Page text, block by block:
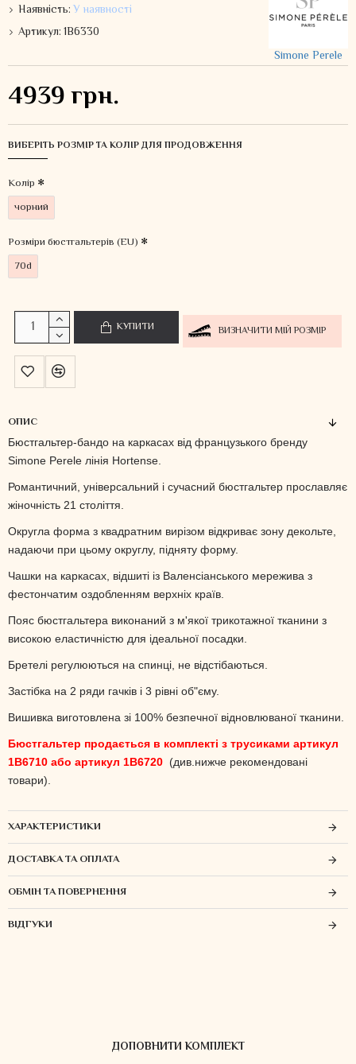
Наявність:У наявності
Артикул:1B6330
Simone Perele
4939 грн.
ВИБЕРІТЬ РОЗМІР ТА КОЛІР ДЛЯ ПРОДОВЖЕННЯ
Колiр
чорний
Розміри бюстгальтерів (EU)
70d
КУПИТИ ВИЗНАЧИТИ МІЙ РОЗМІР
ОПИС
Бюстгальтер-бандо на каркасах від французького бренду
Simone Perele лінія Hortense
Романтичний, універсальний і сучасний бюстгальтер прославляє
жіночність 21 століття.
Округла форма з квадратним вирізом відкриває зону декольте,
надаючи при цьому округлу, підняту форму.
Чашки на каркасах, відшиті із Валенсіанського мережива з
фестончатим оздобленням верхніх країв.
Пояс бюстгальтера виконаний ​​з м'якої трикотажної тканини з
високою еластичністю для ідеальної посадки.
Бретелі регулюються на спинці, не відстібаються.
Застібка на 2 ряди гачків і 3 рівні об"єму.
Вишивка виготовлена зі 100% безпечної відновлюваної тканини.
Бюстгальтер продається в комплекті з трусиками артикул
1B6710 або артикул 1B6720 (див.нижче рекомендовані
товари).
ХАРАКТЕРИСТИКИ
ДОСТАВКА ТА ОПЛАТА
ОБМІН ТА ПОВЕРНЕННЯ
ВІДГУКИ
ДОПОВНИТИ КОМПЛЕКТ